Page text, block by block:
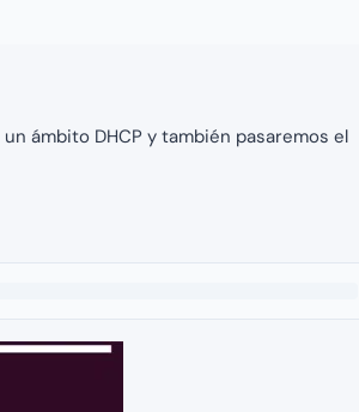
ámbito DHCP y también pasaremos el